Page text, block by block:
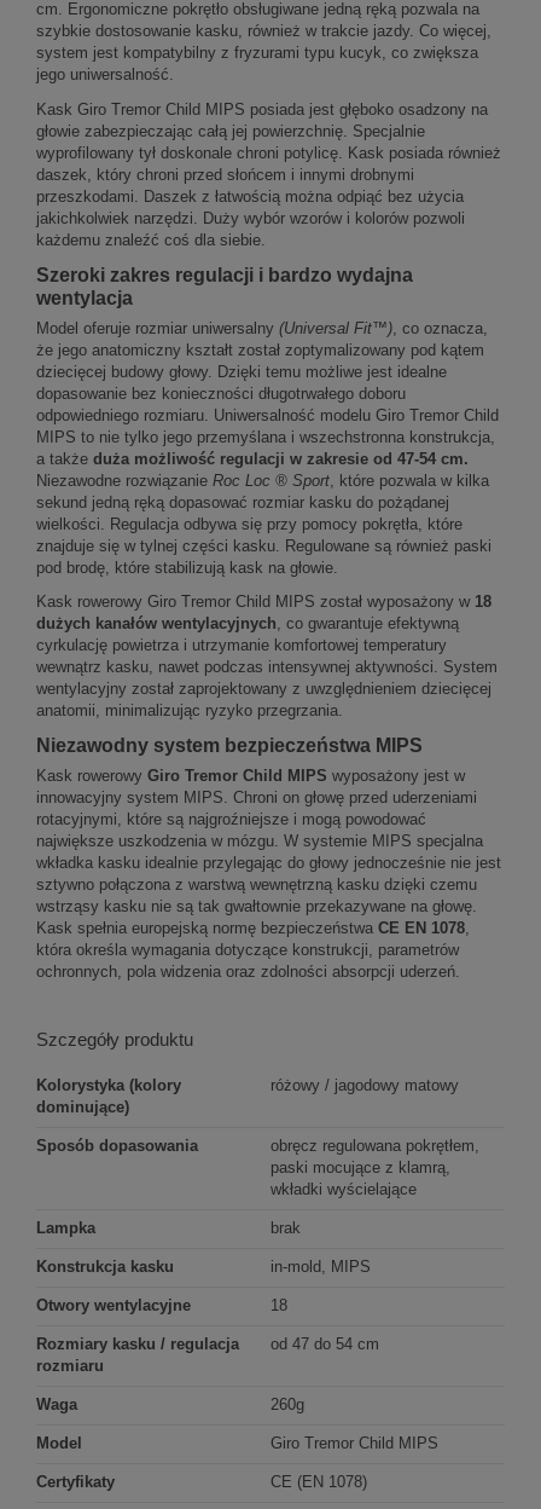
cm. Ergonomiczne pokrętło obsługiwane jedną ręką pozwala na
szybkie dostosowanie kasku, również w trakcie jazdy. Co więcej,
system jest kompatybilny z fryzurami typu kucyk, co zwiększa
jego uniwersalność.
Kask Giro Tremor Child MIPS posiada jest głęboko osadzony na
głowie zabezpieczając całą jej powierzchnię. Specjalnie
wyprofilowany tył doskonale chroni potylicę. Kask posiada również
daszek, który chroni przed słońcem i innymi drobnymi
przeszkodami. Daszek z łatwością można odpiąć bez użycia
jakichkolwiek narzędzi. Duży wybór wzorów i kolorów pozwoli
każdemu znaleźć coś dla siebie.
Szeroki zakres regulacji i bardzo wydajna
wentylacja
Model oferuje rozmiar uniwersalny (Universal Fit™) , co oznacza,
że jego anatomiczny kształt został zoptymalizowany pod kątem
dziecięcej budowy głowy. Dzięki temu możliwe jest idealne
dopasowanie bez konieczności długotrwałego doboru
odpowiedniego rozmiaru. Uniwersalność modelu Giro Tremor Child
MIPS to nie tylko jego przemyślana i wszechstronna konstrukcja,
a także duża możliwość regulacji w zakresie od 47-54 cm.
Niezawodne rozwiązanie Roc Loc ® Sport , które pozwala w kilka
sekund jedną ręką dopasować rozmiar kasku do pożądanej
wielkości. Regulacja odbywa się przy pomocy pokrętła, które
znajduje się w tylnej części kasku. Regulowane są również paski
pod brodę, które stabilizują kask na głowie.
Kask rowerowy Giro Tremor Child MIPS został wyposażony w 18
dużych kanałów wentylacyjnych , co gwarantuje efektywną
cyrkulację powietrza i utrzymanie komfortowej temperatury
wewnątrz kasku, nawet podczas intensywnej aktywności. System
wentylacyjny został zaprojektowany z uwzględnieniem dziecięcej
anatomii, minimalizując ryzyko przegrzania.
Niezawodny system bezpieczeństwa MIPS
Kask rowerowy Giro Tremor Child MIPS wyposażony jest w
innowacyjny system MIPS. Chroni on głowę przed uderzeniami
rotacyjnymi, które są najgroźniejsze i mogą powodować
największe uszkodzenia w mózgu. W systemie MIPS specjalna
wkładka kasku idealnie przylegając do głowy jednocześnie nie jest
sztywno połączona z warstwą wewnętrzną kasku dzięki czemu
wstrząsy kasku nie są tak gwałtownie przekazywane na głowę.
Kask spełnia europejską normę bezpieczeństwa CE EN 1078
która określa wymagania dotyczące konstrukcji, parametrów
ochronnych, pola widzenia oraz zdolności absorpcji uderzeń.
Szczegóły produktu
Kolorystyka (kolory
dominujące)
różowy / jagodowy matowy
Sposób dopasowania
obręcz regulowana pokrętłem,
paski mocujące z klamrą,
wkładki wyścielające
Lampka brak
Konstrukcja kasku in-mold, MIPS
Otwory wentylacyjne 18
Rozmiary kasku / regulacja
rozmiaru
od 47 do 54 cm
Waga 260g
Model Giro Tremor Child MIPS
Certyfikaty CE (EN 1078)